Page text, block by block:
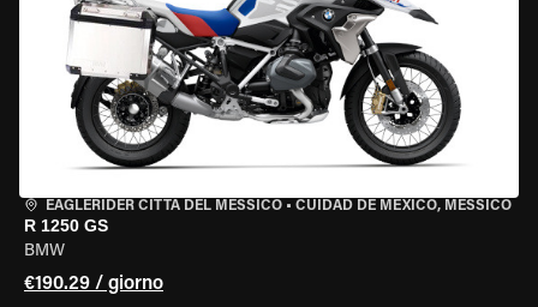
EAGLERIDER CITTÀ DEL MESSICO • CUIDAD DE MEXICO, MESSICO
R 1250 GS
BMW
€190.29 / giorno